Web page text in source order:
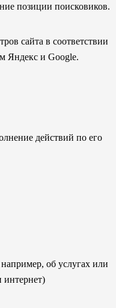
позиции поисковиков.
сайта в соответствии
Яндекс и Google.
действий по его
об услугах или
интернет)